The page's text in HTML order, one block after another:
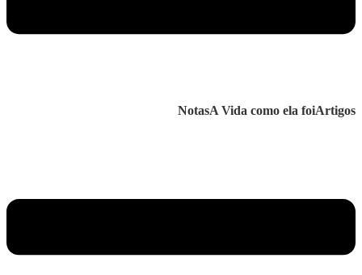
NotasA Vida como ela foiArtigos